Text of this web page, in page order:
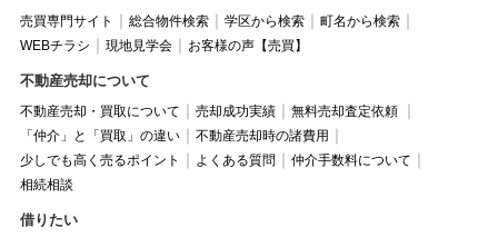
売買専門サイト 総合物件検索 学区から検索
町名から検索
WEBチラシ
現地見学会 お客様の声【売買】
不動産売却について
不動産売却・買取について 売却成功実績
無料売却査定依頼
「仲介」と「買取」の違い
不動産売却時の諸費用
少しでも高く売るポイント
よくある質問
仲介手数料について
相続相談
借りたい